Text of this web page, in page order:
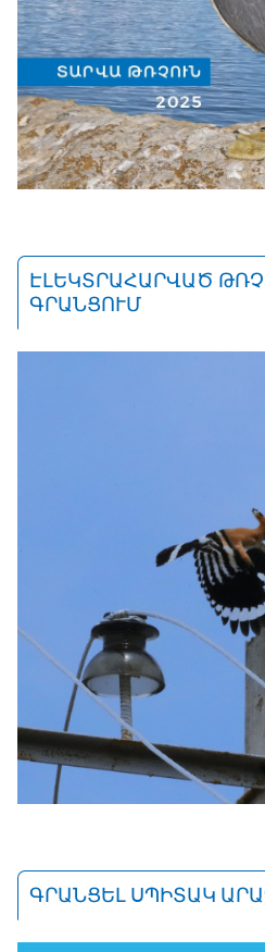
ԷԼԵԿՏՐԱՀԱՐՎԱԾ
ԳՐԱՆՑՈՒՄ
ԳՐԱՆՑԵԼ ՍՊԻՏԱԿ